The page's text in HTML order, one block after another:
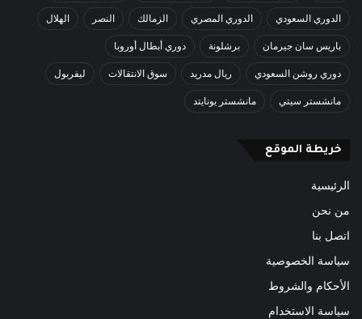
الدوري السعودي الدوري المصري الزمالك النصر الهلال
باريس سان جيرمان برشلونة دوري أبطال أوروبا
دوري روشن السعودي ريال مدريد سوق الانتقالات ليفربول
مانشستر سيتي مانشستر يونايتد
خريطة الموقع
الرئيسية
من نحن
اتصل بنا
سياسة الخصوصية
الأحكام والشروط
سياسة الاستخدام